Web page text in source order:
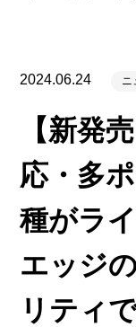
2024.06.24 ニ
【新発
応・多
種がラ
エッジ
リティ